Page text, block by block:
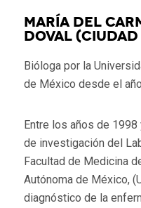
MARÍA DEL
DOVAL
Bióloga por la
de México desde el
Entre los años de
de investigación del
Facultad de Medicina
Autónoma de México,
diagnóstico de la